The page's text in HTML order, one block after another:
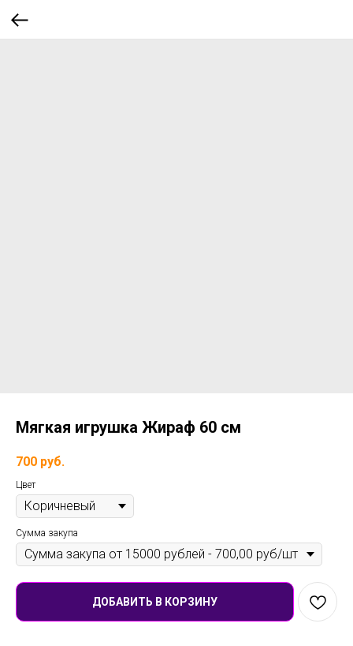
Мягкая игрушка Жираф 60 см
700 руб.
Цвет
Сумма закупа
ДОБАВИТЬ В КОРЗИНУ